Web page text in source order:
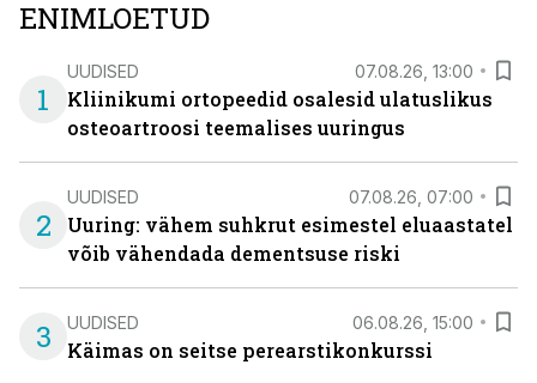
ENIMLOETUD
1
UUDISED 07.08.26, 13:00
Kliinikumi ortopeedid osalesid ulatuslikus
osteoartroosi teemalises uuringus
2
UUDISED 07.08.26, 07:00
Uuring: vähem suhkrut esimestel eluaastatel
võib vähendada dementsuse riski
3 UUDISED 06.08.26, 15:00
Käimas on seitse perearstikonkurssi